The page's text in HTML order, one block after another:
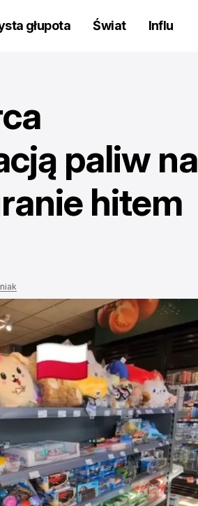
głupota Świat Influ
paliw na
hitem